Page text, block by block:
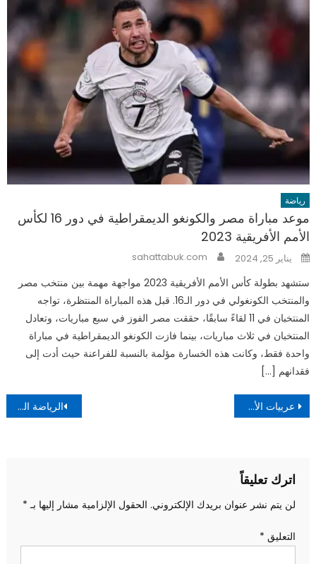
رياضة
موعد مباراة مصر والكونغو الديمقراطية في دور 16 لكأس
الأمم الأفريقية 2023
Posted
onيناير 25, 2024 Author
sahattabuk.com
ستشهد بطولة كأس الأمم الأفريقية 2023 مواجهة مهمة بين منتخب مصر
والمنتخب الكونغولي في دور الـ16. قبل هذه المباراة المنتظرة، تواجه
المنتخبان في 11 لقاءً سابقًا، حققت مصر الفوز في سبع مباريات، وتعادل
المنتخبان في ثلاث مباريات، بينما فازت الكونغو الديمقراطية في مباراة
واحدة فقط، وكانت هذه الخسارة مؤلمة بالنسبة للفراعنة حيث أدت إلى
فقدانهم […]
تصفّح
المقالات
الرياضة اليومية وأثرها على صحة الإنسان عربيات الأطفال الآمنة
اترك تعليقاً
لن يتم نشر عنوان بريدك الإلكتروني. الحقول الإلزامية مشار إليها بـ *
التعليق *